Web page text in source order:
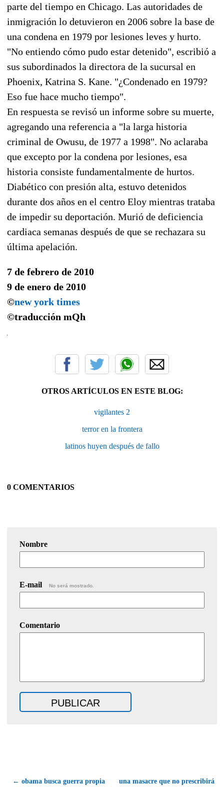
parte del tiempo en Chicago. Las autoridades de
inmigración lo detuvieron en 2006 sobre la base de
una condena en 1979 por lesiones leves y hurto.
"No entiendo cómo pudo estar detenido", escribió a
sus subordinados la directora de la sucursal en
Phoenix, Katrina S. Kane. "¿Condenado en 1979?
Eso fue hace mucho tiempo".
En respuesta se revisó un informe sobre su muerte,
agregando una referencia a "la larga historia
criminal de Owusu, de 1977 a 1998". No aclaraba
que excepto por la condena por lesiones, esa
historia consiste fundamentalmente de hurtos.
Diabético con presión alta, estuvo detenidos
durante dos años en el centro Eloy mientras trataba
de impedir su deportación. Murió de deficiencia
cardiaca semanas después de que se rechazara su
última apelación.
7 de febrero de 2010
9 de enero de 2010
©new york times
©traducción mQh
OTROS ARTÍCULOS EN ESTE BLOG:
vigilantes 2
terror en la frontera
latinos huyen después de fallo
0 COMENTARIOS
Nombre
E-mail No será mostrado.
Comentario
← obama busca guerra propia una masacre que no prescribirá